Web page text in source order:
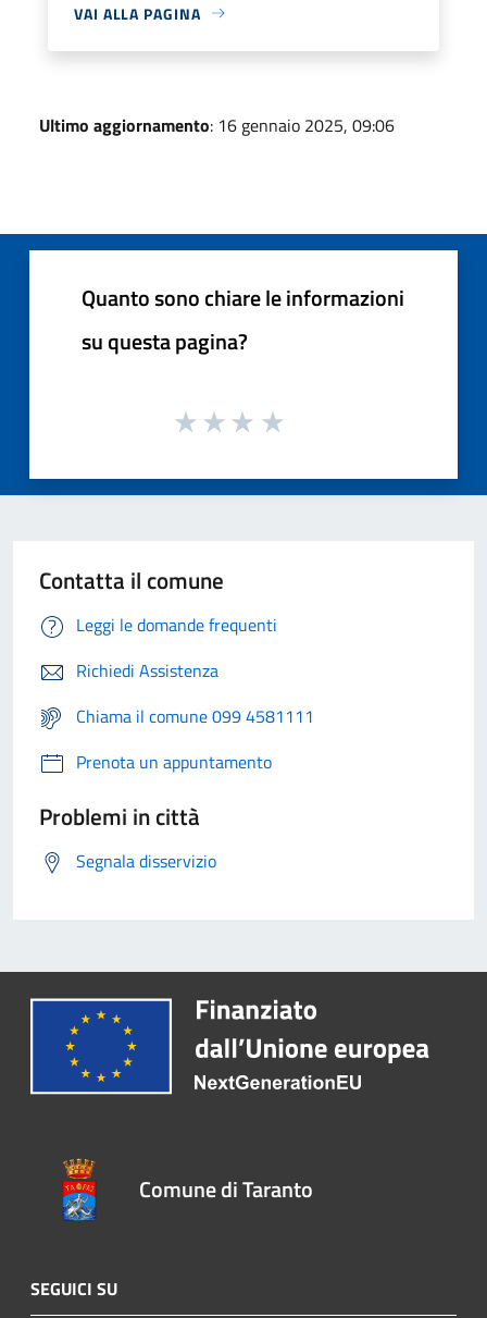
VAI ALLA PAGINA
Ultimo aggiornamento: 16 gennaio 2025, 09:06
Quanto sono chiare le informazioni
su questa pagina?
Contatta il comune
Leggi le domande frequenti
Richiedi Assistenza
Chiama il comune 099 4581111
Prenota un appuntamento
Problemi in città
Segnala disservizio
Comune di Taranto
SEGUICI SU